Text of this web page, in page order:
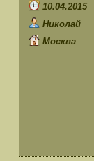
10.04.2015
Николай
Москва